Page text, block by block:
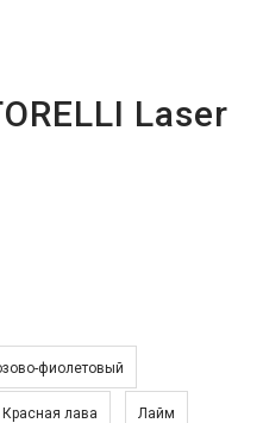
Laser
фиолетовый
Красная лава Лайм